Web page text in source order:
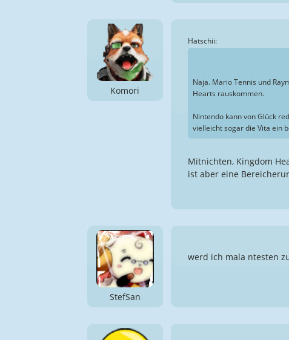
Komori
Hatschii:
Naja. Mario Tennis und
Hearts rauskommen.
Nintendo kann von Glück
vielleicht sogar die Vita ein
Mitnichten, Kingdom
ist aber eine
StefSan
werd ich mala ntesten